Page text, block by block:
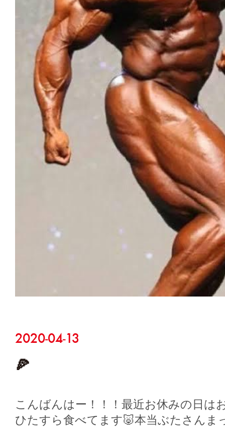
2020-04-13
🍕
こんばんはー！！！最近お休みの日は
ひたすら食べてます🐷本当ぶたさん